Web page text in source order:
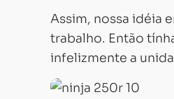
Assim, nossa idéia
trabalho. Então
infelizmente a